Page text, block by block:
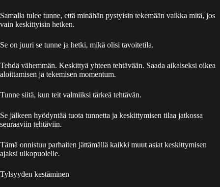
Samalla tulee tunne, että minähän pystyisin tekemään vaikka mitä, jos
vain keskittyisin hetken.
Se on juuri se tunne ja hetki, mikä olisi tavoitetila.
Tehdä vähemmän. Keskittyä yhteen tehtävään. Saada aikaiseksi oikea
aloittamisen ja tekemisen momentum.
Tunne siitä, kun teit valmiiksi tärkeä tehtävän.
Se jälkeen hyödyntää tuota tunnetta ja keskittymisen tilaa jatkossa
seuraaviin tehtäviin.
Tämä onnistuu parhaiten jättämällä kaikki muut asiat keskittymisen
ajaksi ulkopuolelle.
Tylsyyden kestäminen